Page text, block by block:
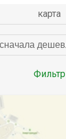
карта
сначала
Фильтр